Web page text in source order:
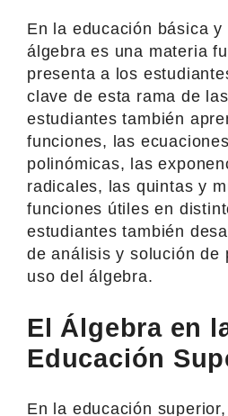
En la educación básica
álgebra es una materia
presenta a los
clave de esta rama de
estudiantes también
funciones, las
polinómicas, las
radicales, las quintas y
funciones útiles en
estudiantes también
de análisis y solución de
uso del álgebra.
El Álgebra en
Educación
En la educación